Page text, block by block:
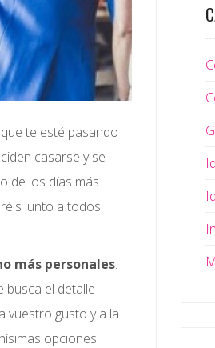
te esté pasando
casarse y se
de los días más
junto a todos
más personales.
busca el detalle
vuestro gusto y a la
opciones